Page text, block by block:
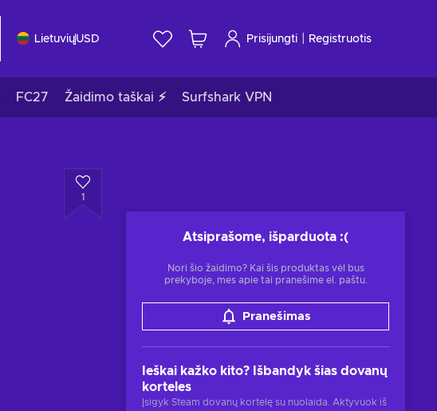
LietuviųUSD Prisijungti Registruotis
FC27 Žaidimo taškai ⚡ Surfshark VPN
1
Atsiprašome, išparduota :(
Nori šio žaidimo? Kai šis produktas vėl bus
prekyboje, mes apie tai pranešime el. paštu.
Pranešimas
Ieškai kažko kito? Išbandyk šias dovanų
korteles
Įsigyk Steam dovanų kortelę su nuolaida. Aktyvuok iš